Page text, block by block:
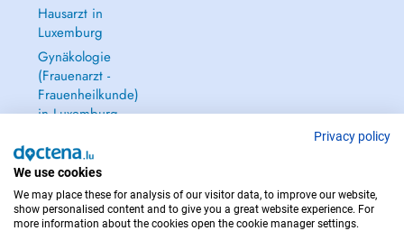
Hausarzt in
Luxemburg
Gynäkologie
(Frauenarzt -
Frauenheilkunde)
in Luxemburg
Privacy policy
We use cookies
We may place these for analysis of our visitor data, to improve our website,
show personalised content and to give you a great website experience. For
more information about the cookies open the cookie manager settings.